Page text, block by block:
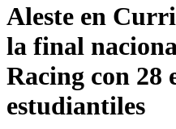
Aleste en
la final
Racing con 28
estudiantiles